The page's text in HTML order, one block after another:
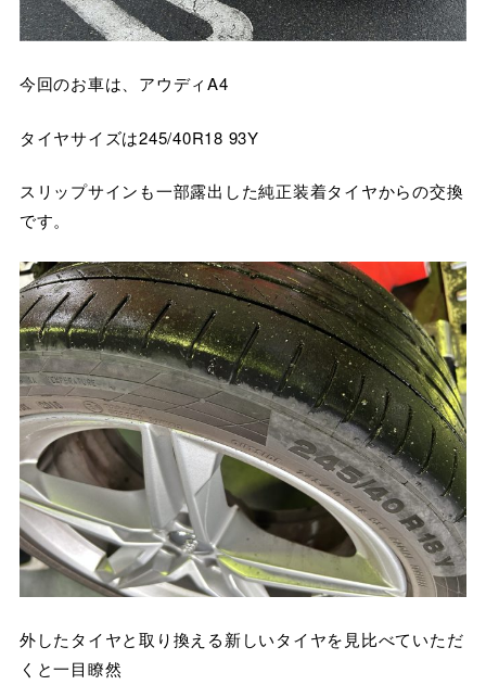
今回のお車は、アウディA4
タイヤサイズは245/40R18 93Y
スリップサインも一部露出した純正装着タイヤからの交換
です。
外したタイヤと取り換える新しいタイヤを見比べていただ
くと一目瞭然